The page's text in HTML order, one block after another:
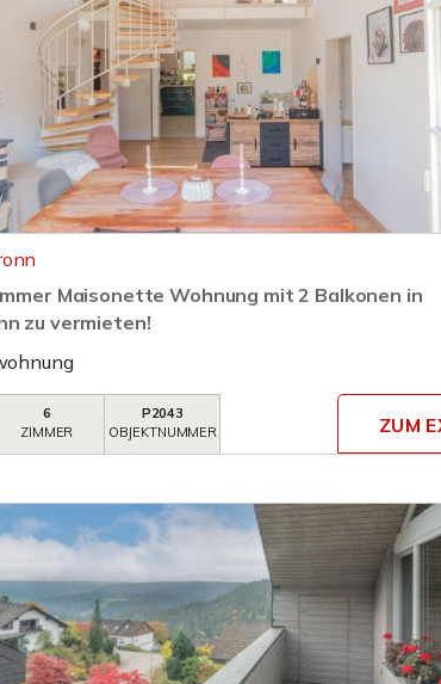
Maisonette Wohnung mit 2 Balkonen in
zu vermieten!
6
ZIMMER
P2043
OBJEKTNUMMER
ZUM